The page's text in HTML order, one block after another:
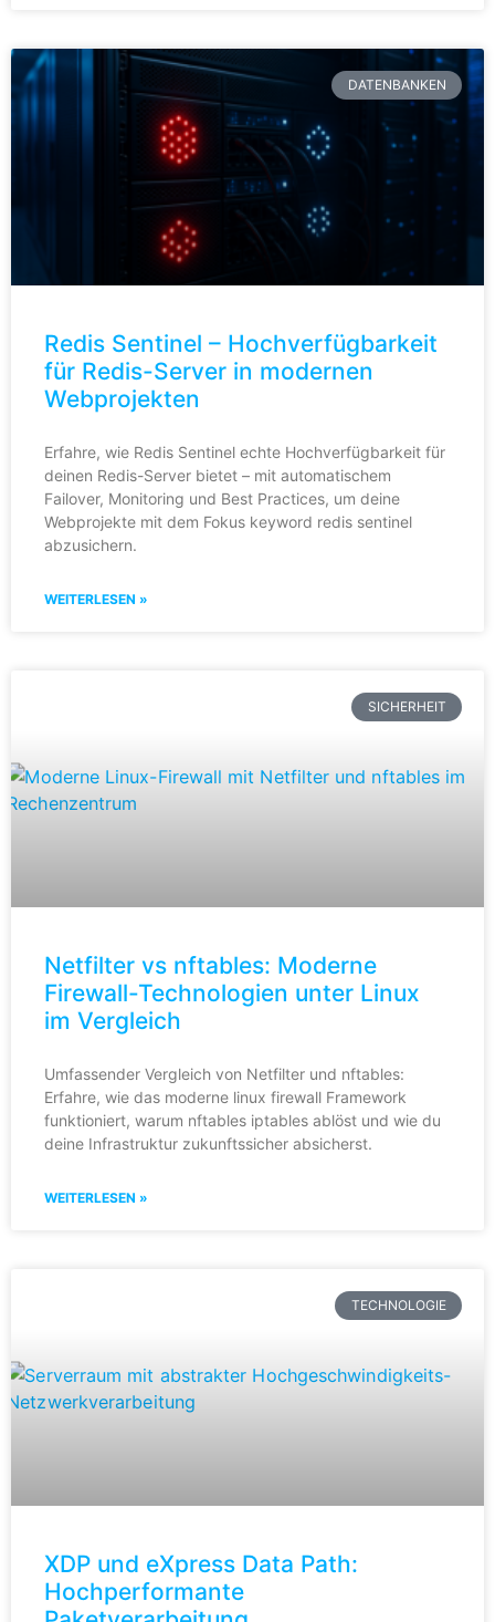
DATENBANKEN
Redis Sentinel – Hochverfügbarkeit
für Redis-Server in modernen
Webprojekten
Erfahre, wie Redis Sentinel echte Hochverfügbarkeit für
deinen Redis-Server bietet – mit automatischem
Failover, Monitoring und Best Practices, um deine
Webprojekte mit dem Fokus keyword redis sentinel
abzusichern.
WEITERLESEN »
SICHERHEIT
Netfilter vs nftables: Moderne
Firewall-Technologien unter Linux
im Vergleich
Umfassender Vergleich von Netfilter und nftables:
Erfahre, wie das moderne linux firewall Framework
funktioniert, warum nftables iptables ablöst und wie du
deine Infrastruktur zukunftssicher absicherst.
WEITERLESEN »
TECHNOLOGIE
XDP und eXpress Data Path:
Hochperformante